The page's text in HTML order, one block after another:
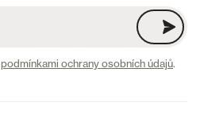
podmínkami ochrany osobních údajů.